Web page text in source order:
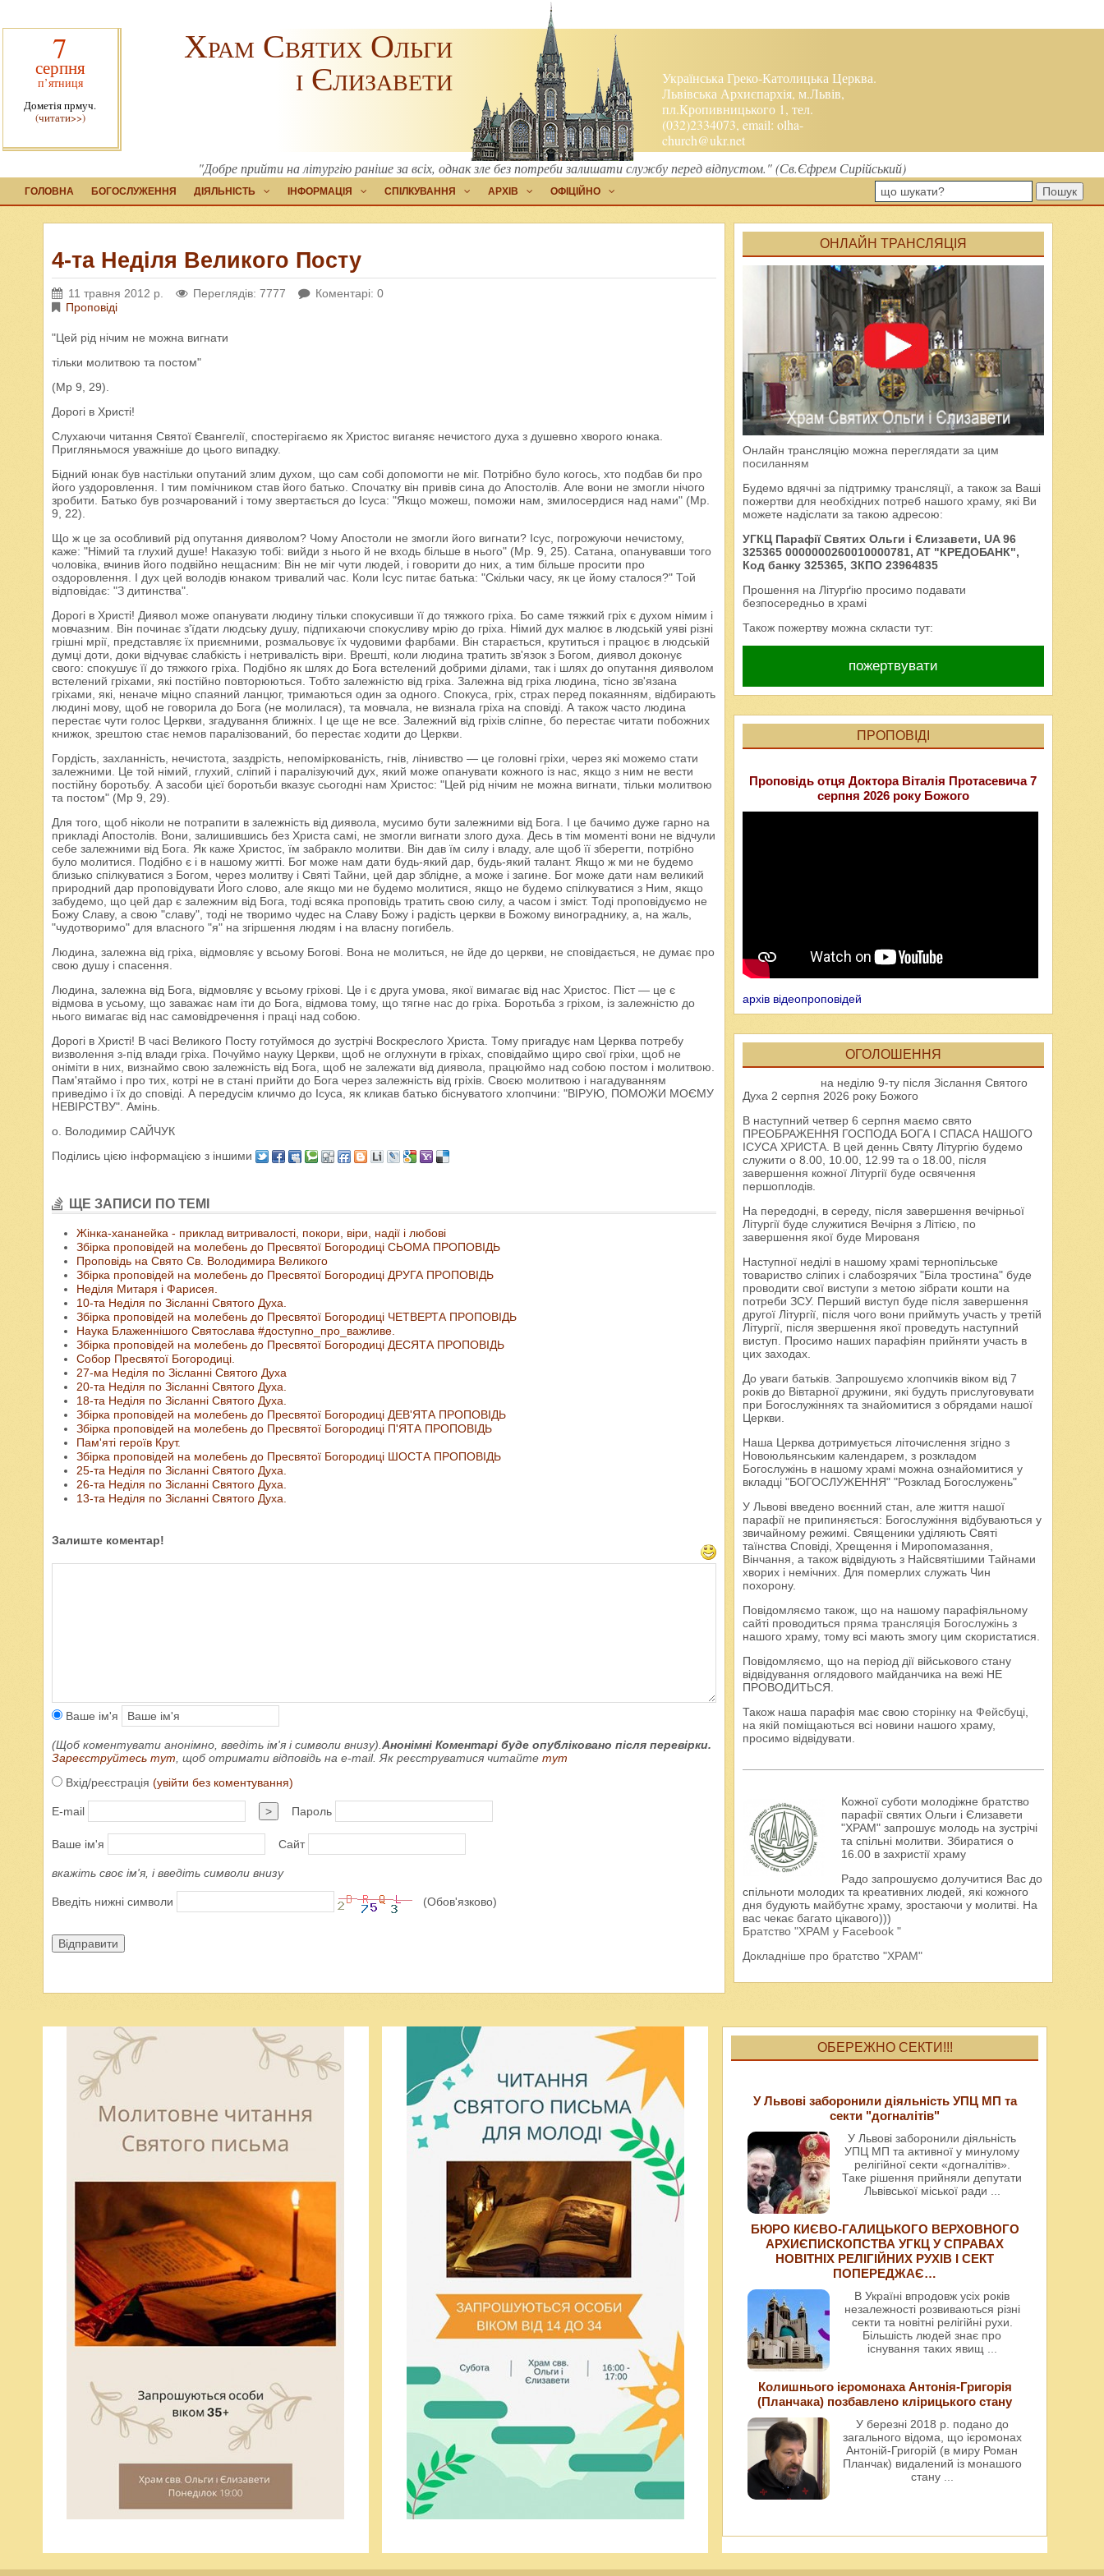
7
серпня
п’ятниця
Дометія прмуч.
(читати>>)
Українська Греко-Католицька Церква.
Львівська Архиєпархія, м.Львів,
пл.Кропивницького 1, тел.
(032)2334073, email:olha-
church@ukr.net
Храм Святих Ольги
і Єлизавети
"Добре прийти на літургію раніше за всіх, однак зле без потреби залишати службу перед відпустом." (Св.Єфрем Сирійський)
ГОЛОВНА БОГОСЛУЖЕННЯ ДІЯЛЬНІСТЬ ІНФОРМАЦІЯ СПІЛКУВАННЯ АРХІВ ОФІЦІЙНО Пошук
4-та Неділя Великого Посту
11 травня 2012 р. Переглядів: 7777
Коментарі: 0
Проповіді
"Цей рід нічим не можна вигнати
тільки молитвою та постом"
(Мр 9, 29).
Дорогі в Христі!
Слухаючи читання Святої Євангелії, спостерігаємо як Христос виганяє нечистого духа з душевно хворого юнака.
Пригляньмося уважніше до цього випадку.
Бідний юнак був настільки опутаний злим духом, що сам собі допомогти не міг. Потрібно було когось, хто подбав би про
його уздоровлення. І тим помічником став його батько. Спочатку він привів сина до Апостолів. Але вони не змогли нічого
зробити. Батько був розчарований і тому звертається до Ісуса: "Якщо можеш, поможи нам, змилосердися над нами" (Мр.
9, 22).
Що ж це за особливий рід опутання дияволом? Чому Апостоли не змогли його вигнати? Ісус, погрожуючи нечистому,
каже: "Німий та глухий душе! Наказую тобі: вийди з нього й не входь більше в нього" (Мр. 9, 25). Сатана, опанувавши того
чоловіка, вчинив його подвійно нещасним: Він не міг чути людей, і говорити до них, а тим більше просити про
оздоровлення. І дух цей володів юнаком тривалий час. Коли Ісус питає батька: "Скільки часу, як це йому сталося?" Той
відповідає: "З дитинства".
Дорогі в Христі! Диявол може опанувати людину тільки спокусивши її до тяжкого гріха. Бо саме тяжкий гріх є духом німим і
мовчазним. Він починає з'їдати людську душу, підпихаючи спокусливу мрію до гріха. Німий дух малює в людській уяві різні
грішні мрії, представляє їх приємними, розмальовує їх чудовими фарбами. Він старається, крутиться і працює в людській
думці доти, доки відчуває слабкість і нетривалість віри. Врешті, коли людина тратить зв'язок з Богом, диявол доконує
свого: спокушує її до тяжкого гріха. Подібно як шлях до Бога встелений добрими ділами, так і шлях до опутання дияволом
встелений гріхами, які постійно повторюються. Тобто залежністю від гріха. Залежна від гріха людина, тісно зв'язана
гріхами, які, неначе міцно спаяний ланцюг, тримаються один за одного. Спокуса, гріх, страх перед покаянням, відбирають
людині мову, щоб не говорила до Бога (не молилася), та мовчала, не визнала гріха на сповіді. А також часто людина
перестає чути голос Церкви, згадування ближніх. І це ще не все. Залежний від гріхів сліпне, бо перестає читати побожних
книжок, зрештою стає немов паралізований, бо перестає ходити до Церкви.
Гордість, захланність, нечистота, заздрість, непоміркованість, гнів, лінивство — це головні гріхи, через які можемо стати
залежними. Це той німий, глухий, сліпий і паралізуючий дух, який може опанувати кожного із нас, якщо з ним не вести
постійну боротьбу. А засоби цієї боротьби вказує сьогодні нам Христос: "Цей рід нічим не можна вигнати, тільки молитвою
та постом" (Мр 9, 29).
Для того, щоб ніколи не потрапити в залежність від диявола, мусимо бути залежними від Бога. І це бачимо дуже гарно на
прикладі Апостолів. Вони, залишившись без Христа самі, не змогли вигнати злого духа. Десь в тім моменті вони не відчули
себе залежними від Бога. Як каже Христос, їм забракло молитви. Він дав їм силу і владу, але щоб її зберегти, потрібно
було молитися. Подібно є і в нашому житті. Бог може нам дати будь-який дар, будь-який талант. Якщо ж ми не будемо
близько спілкуватися з Богом, через молитву і Святі Тайни, цей дар зблідне, а може і загине. Бог може дати нам великий
природний дар проповідувати Його слово, але якщо ми не будемо молитися, якщо не будемо спілкуватися з Ним, якщо
забудемо, що цей дар є залежним від Бога, тоді всяка проповідь тратить свою силу, а часом і зміст. Тоді проповідуємо не
Божу Славу, а свою "славу", тоді не творимо чудес на Славу Божу і радість церкви в Божому винограднику, а, на жаль,
"чудотворимо" для власного "я" на згіршення людям і на власну погибель.
Людина, залежна від гріха, відмовляє у всьому Богові. Вона не молиться, не йде до церкви, не сповідається, не думає про
свою душу і спасення.
Людина, залежна від Бога, відмовляє у всьому гріхові. Це і є друга умова, якої вимагає від нас Христос. Піст — це є
відмова в усьому, що заважає нам іти до Бога, відмова тому, що тягне нас до гріха. Боротьба з гріхом, із залежністю до
нього вимагає від нас самовідречення і праці над собою.
Дорогі в Христі! В часі Великого Посту готуймося до зустрічі Воскреслого Христа. Тому пригадує нам Церква потребу
визволення з-під влади гріха. Почуймо науку Церкви, щоб не оглухнути в гріхах, сповідаймо щиро свої гріхи, щоб не
оніміти в них, визнаймо свою залежність від Бога, щоб не залежати від диявола, працюймо над собою постом і молитвою.
Пам'ятаймо і про тих, котрі не в стані прийти до Бога через залежність від гріхів. Своєю молитвою і нагадуванням
приведімо і їх до сповіді. А передусім кличмо до Ісуса, як кликав батько біснуватого хлопчини: "ВІРУЮ, ПОМОЖИ МОЄМУ
НЕВІРСТВУ". Амінь.
о. Володимир САЙЧУК
Поділись цією інформацією з іншими
ЩЕ ЗАПИСИ ПО ТЕМІ
Жінка-хананейка - приклад витривалості, покори, віри, надії і любові
Збірка проповідей на молебень до Пресвятої Богородиці СЬОМА ПРОПОВІДЬ
Проповідь на Свято Св. Володимира Великого
Збірка проповідей на молебень до Пресвятої Богородиці ДРУГА ПРОПОВІДЬ
Неділя Митаря і Фарисея.
10-та Неділя по Зісланні Святого Духа.
Збірка проповідей на молебень до Пресвятої Богородиці ЧЕТВЕРТА ПРОПОВІДЬ
Наука Блаженнішого Святослава #доступно_про_важливе.
Збірка проповідей на молебень до Пресвятої Богородиці ДЕСЯТА ПРОПОВІДЬ
Собор Пресвятої Богородиці.
27-ма Неділя по Зісланні Святого Духа
20-та Неділя по Зісланні Святого Духа.
18-та Неділя по Зісланні Святого Духа.
Збірка проповідей на молебень до Пресвятої Богородиці ДЕВ'ЯТА ПРОПОВІДЬ
Збірка проповідей на молебень до Пресвятої Богородиці П'ЯТА ПРОПОВІДЬ
Пам'яті героїв Крут.
Збірка проповідей на молебень до Пресвятої Богородиці ШОСТА ПРОПОВІДЬ
25-та Неділя по Зісланні Святого Духа.
26-та Неділя по Зісланні Святого Духа.
13-та Неділя по Зісланні Святого Духа.
Залиште коментар!
Ваше ім'я
(Щоб коментувати анонімно, введіть ім'я і символи внизу).Анонімні Коментарі буде опубліковано після перевірки.
Зареєструйтесь тут, щоб отримати відповідь на e-mail. Як реєструватися читайте тут
Вхід/реєстрація (увійти без коментування)
E-mail > Пароль
Ваше ім'я Сайт
вкажіть своє ім'я, і введіть символи внизу
Введіть нижні символи (Обов'язково)
Відправити
ОНЛАЙН ТРАНСЛЯЦІЯ
Онлайн трансляцію можна переглядати за цим
посиланням
Будемо вдячні за підтримку трансляції, а також за Ваші
пожертви для необхідних потреб нашого храму, які Ви
можете надіслати за такою адресою:
УГКЦ Парафії Святих Ольги і Єлизавети, UA 96
325365 0000000260010000781, AT "КРЕДОБАНК",
Код банку 325365, ЗКПО 23964835
Прошення на Літурґію просимо подавати
безпосередньо в храмі
Також пожертву можна скласти тут:
пожертвувати
ПРОПОВІДІ
Проповідь отця Доктора Віталія Протасевича 7
серпня 2026 року Божого
архів відеопроповідей
ОГОЛОШЕННЯ
на неділю 9-ту після Зіслання Святого
Духа 2 серпня 2026 року Божого
В наступний четвер 6 серпня маємо свято
ПРЕОБРАЖЕННЯ ГОСПОДА БОГА І СПАСА НАШОГО
ІСУСА ХРИСТА. В цей деннь Святу Літургію будемо
служити о 8.00, 10.00, 12.99 та о 18.00, після
завершення кожної Літургії буде освячення
першоплодів.
На передодні, в середу, після завершення вечірньої
Літургії буде служитися Вечірня з Літією, по
завершення якої буде Мированя
Наступної неділі в нашому храмі тернопільське
товариство сліпих і слабозрячих "Біла тростина" буде
проводити свої виступи з метою зібрати кошти на
потреби ЗСУ. Перший виступ буде після завершення
другої Літургії, після чого вони приймуть участь у третій
Літургії, після звершення якої проведуть наступний
виступ. Просимо наших парафіян прийняти участь в
цих заходах.
До уваги батьків. Запрошуємо хлопчиків віком від 7
років до Вівтарної дружини, які будуть прислуговувати
при Богослужіннях та знайомитися з обрядами нашої
Церкви.
Наша Церква дотримується літочислення згідно з
Новоюльянським календарем, з розкладом
Богослужінь в нашому храмі можна ознайомитися у
вкладці "БОГОСЛУЖЕННЯ" "Розклад Богослужень"
У Львові введено воєнний стан, але життя нашої
парафії не припиняється: Богослужіння відбуваються у
звичайному режимі. Священики уділяють Святі
таїнства Сповіді, Хрещення і Миропомазання,
Вінчання, а також відвідують з Найсвятішими Тайнами
хворих і немічних. Для померлих служать Чин
похорону.
Повідомляємо також, що на нашому парафіяльному
сайті проводиться пряма трансляція Богослужіньз
нашого храму, тому всі мають змогу цим скористатися.
Повідомляємо, що на період дії військового стану
відвідування оглядового майданчика на вежі НЕ
ПРОВОДИТЬСЯ.
Також наша парафія має свою сторінку на Фейсбуці,
на якій поміщаються всі новини нашого храму,
просимо відвідувати.
Кожної суботи молодіжне братство
парафії святих Ольги і Єлизавети
"ХРАМ" запрошує молодь на зустрічі
та спільні молитви. Збиратися о
16.00 в захристії храму
Радо запрошуємо долучитися Вас до
спільноти молодих та креативних людей, які кожного
дня будують майбутнє храму, зростаючи у молитві. На
вас чекає багато цікавого)))
Братство "ХРАМ у Facebook "
Докладніше про братство "ХРАМ"
ОБЕРЕЖНО СЕКТИ!!!
У Львові заборонили діяльність УПЦ МП та
секти "догналітів"
У Львові заборонили діяльність
УПЦ МП та активної у минулому
релігійної секти «догналітів».
Таке рішення прийняли депутати
Львівської міської ради
БЮРО КИЄВО-ГАЛИЦЬКОГО ВЕРХОВНОГО
АРХИЄПИСКОПСТВА УГКЦ У СПРАВАХ
НОВІТНІХ РЕЛІГІЙНИХ РУХІВ І СЕКТ
ПОПЕРЕДЖАЄ…
В Україні впродовж усіх років
незалежності розвиваються різні
секти та новітні релігійні рухи.
Більшість людей знає про
існування таких явищ
Колишнього ієромонаха Антонія-Григорія
(Планчака) позбавлено клірицького стану
У березні 2018 р. подано до
загального відома, що ієромонах
Антоній-Григорій (в миру Роман
Планчак) видалений із монашого
стану